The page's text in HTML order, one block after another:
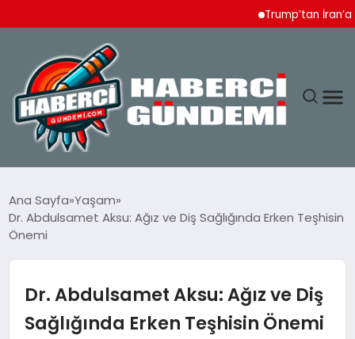
Trump’tan İran’a Ağır
YAŞAM
Ana Sayfa Yaşam
Dr. Abdulsamet Aksu: Ağız ve Diş Sağlığında Erken Teşhisin
Önemi
Dr. Abdulsamet Aksu: Ağız ve Diş
Sağlığında Erken Teşhisin Önemi